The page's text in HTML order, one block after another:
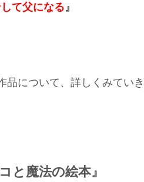
て父になる 』
品について、詳しくみてい
と魔法の絵本』